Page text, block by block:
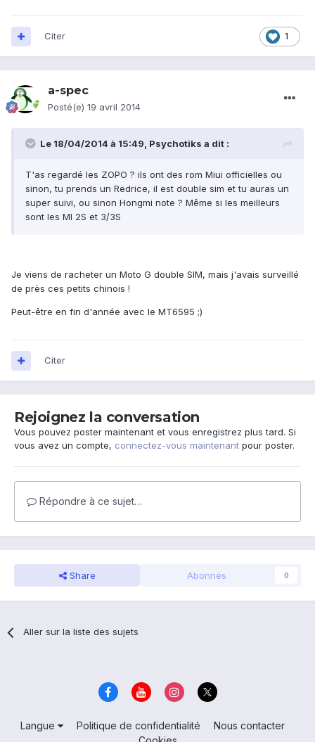
1
Citer
a-spec
Posté(e) 19 avril 2014
Le 18/04/2014 à 15:49, Psychotiks a dit :
T'as regardé les ZOPO ? ils ont des rom Miui officielles ou
sinon, tu prends un Redrice, il est double sim et tu auras un
super suivi, ou sinon Hongmi note ? Même si les meilleurs
sont les MI 2S et 3/3S
Je viens de racheter un Moto G double SIM, mais j'avais surveillé
de près ces petits chinois !
Peut-être en fin d'année avec le MT6595 ;)
Citer
Rejoignez la conversation
Vous pouvez poster maintenant et vous enregistrez plus tard. Si
vous avez un compte, connectez-vous maintenant pour poster.
Répondre à ce sujet…
Share Abonnés 0
Aller sur la liste des sujets
Langue Politique de confidentialité
Nous contacter